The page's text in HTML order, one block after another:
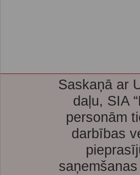
Saskaņā ar
daļu, SIA
personām
darbības